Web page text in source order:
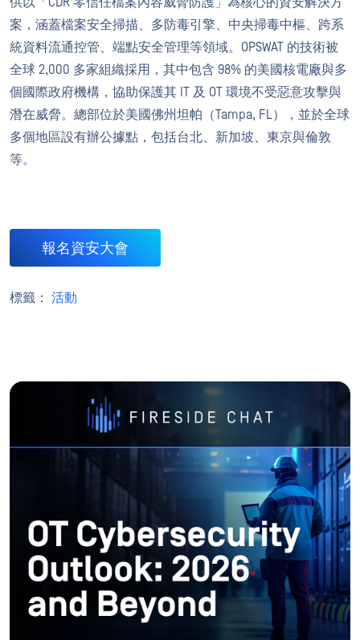
案，涵蓋檔案安全掃描、多防毒引擎、中央掃毒中樞、跨系
統資料流通控管、端點安全管理等領域。OPSWAT 的技術被
全球 2,000 多家組織採用，其中包含 98% 的美國核電廠與多
個國際政府機構，協助保護其 IT 及 OT 環境不受惡意攻擊與
潛在威脅。總部位於美國佛州坦帕（Tampa, FL），並於全球
多個地區設有辦公據點，包括台北、新加坡、東京與倫敦
等。
報名資安大會
標籤： 活動